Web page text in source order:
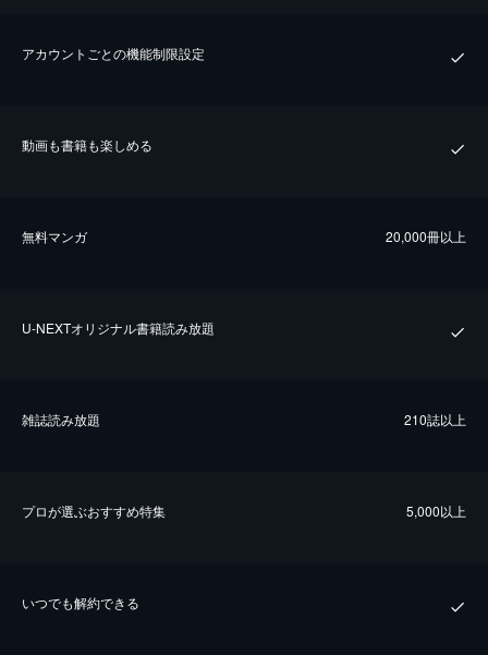
アカウントごとの機能制限設定
動画も書籍も楽しめる
無料マンガ 20,000冊以上
U-NEXTオリジナル書籍読み放題
雑誌読み放題 210誌以上
プロが選ぶおすすめ特集 5,000以上
いつでも解約できる